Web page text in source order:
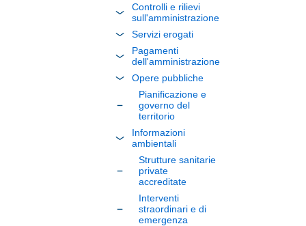
Controlli e rilievi
sull'amministrazione
Servizi erogati
Pagamenti
dell'amministrazione
Opere pubbliche
Pianificazione e
governo del
territorio
Informazioni
ambientali
Strutture sanitarie
private
accreditate
Interventi
straordinari e di
emergenza